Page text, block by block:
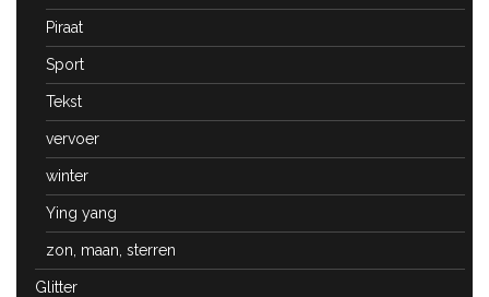
Piraat
Sport
Tekst
vervoer
winter
Ying yang
zon, maan, sterren
Glitter